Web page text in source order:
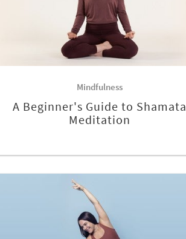
Mindfulness
A Beginner's Guide to Shamata
Meditation